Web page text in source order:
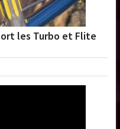
les Turbo et Flite